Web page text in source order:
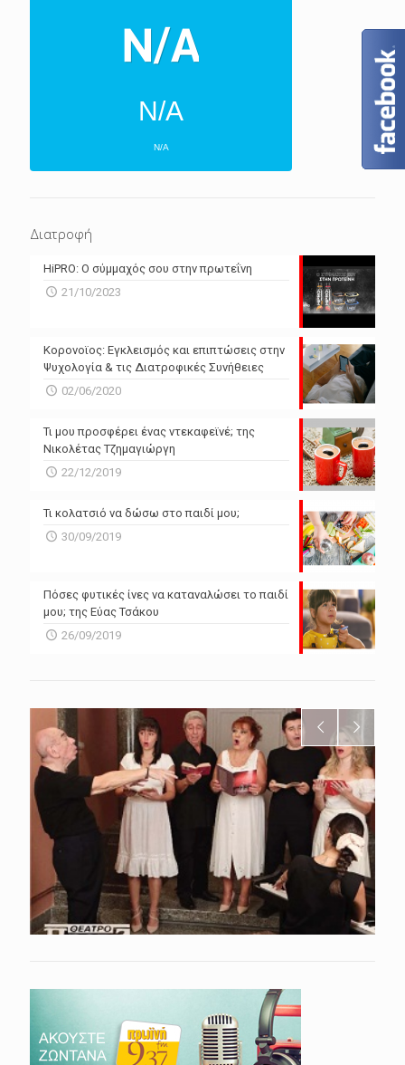
N/A
N/A
N/A
Powered by Forecast.io
Διατροφή
HiPRO: Ο σύμμαχός σου στην πρωτεΐνη
21/10/2023
Κορονοϊος: Εγκλεισμός και επιπτώσεις στην
Ψυχολογία & τις Διατροφικές Συνήθειες
02/06/2020
Τι μου προσφέρει ένας ντεκαφεϊνέ; της
Νικολέτας Τζημαγιώργη
22/12/2019
Τι κολατσιό να δώσω στο παιδί μου;
30/09/2019
Πόσες φυτικές ίνες να καταναλώσει το παιδί
μου; της Εύας Τσάκου
26/09/2019